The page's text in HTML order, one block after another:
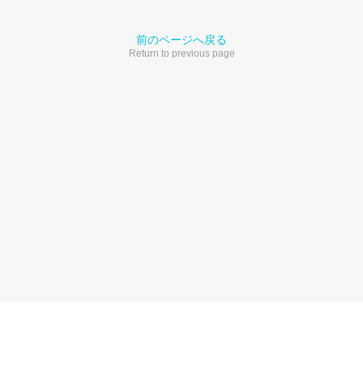
前のページへ戻る
Return to previous page